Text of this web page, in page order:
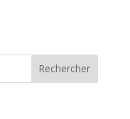
Rechercher